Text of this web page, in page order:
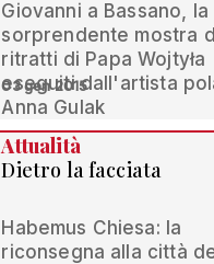
Giovanni a Bassano, la
sorprendente mostra
ritratti di Papa Wojtyła
eseguiti dall'artista
Anna Gulak
03 gen 2015
Attualità
Dietro la facciata
Habemus Chiesa: la
riconsegna alla città